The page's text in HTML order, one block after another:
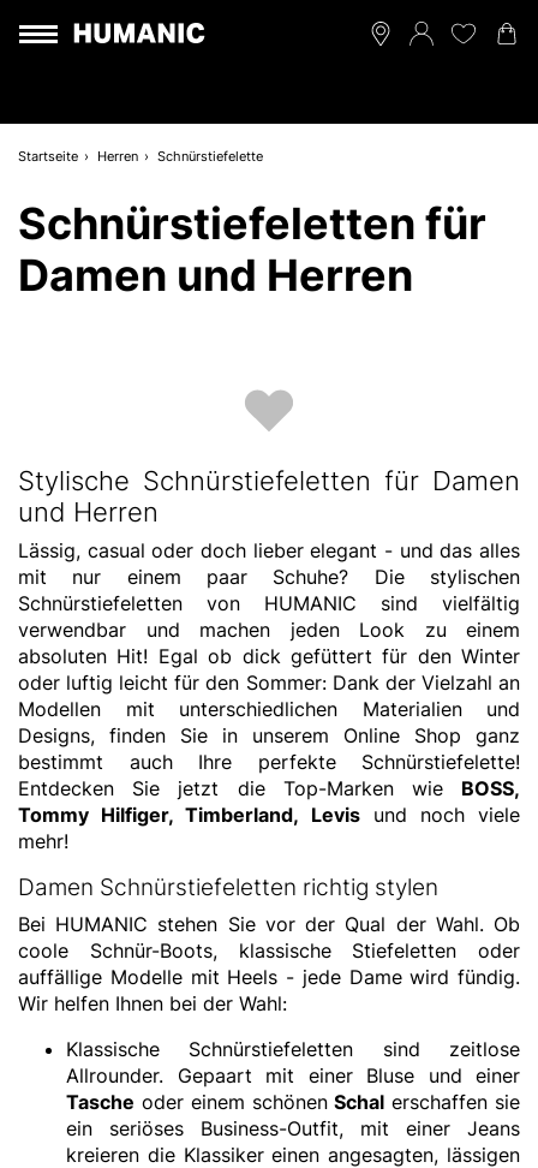
Startseite Herren Schnürstiefelette
Schnürstiefeletten für
Damen und Herren
Stylische Schnürstiefeletten für Damen
und Herren
Lässig, casual oder doch lieber elegant - und das alles
mit nur einem paar Schuhe? Die stylischen
Schnürstiefeletten von HUMANIC sind vielfältig
verwendbar und machen jeden Look zu einem
absoluten Hit! Egal ob dick gefüttert für den Winter
oder luftig leicht für den Sommer: Dank der Vielzahl an
Modellen mit unterschiedlichen Materialien und
Designs, finden Sie in unserem Online Shop ganz
bestimmt auch Ihre perfekte Schnürstiefelette!
Entdecken Sie jetzt die Top-Marken wie BOSS,
Tommy Hilfiger,Timberland, Levisund noch viele
mehr!
Damen Schnürstiefeletten richtig stylen
Bei HUMANIC stehen Sie vor der Qual der Wahl. Ob
coole Schnür-Boots, klassische Stiefeletten oder
auffällige Modelle mit Heels - jede Dame wird fündig.
Wir helfen Ihnen bei der Wahl:
Klassische Schnürstiefeletten sind zeitlose
Allrounder. Gepaart mit einer Bluse und einer
Tasche oder einem schönenSchal erschaffen sie
ein seriöses Business-Outfit, mit einer Jeans
kreieren die Klassiker einen angesagten, lässigen